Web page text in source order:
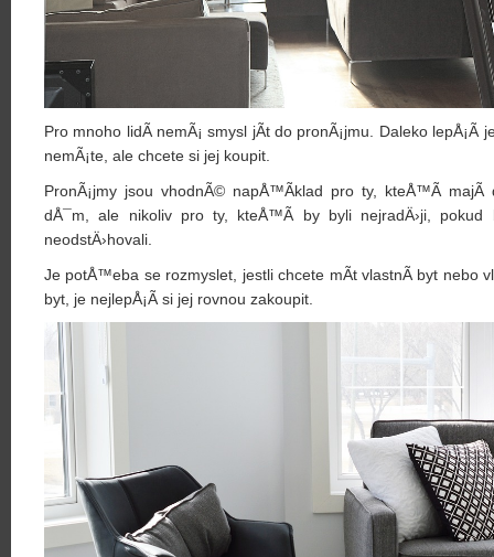
Pro mnoho lidÃ­ nemÃ¡ smysl jÃ­t do pronÃ¡jmu. Daleko lepÅ¡Ã­
nemÃ¡te, ale chcete si jej koupit.
PronÃ¡jmy jsou vhodnÃ© napÅ™Ã­klad pro ty, kteÅ™Ã­
dÅ¯m, ale nikoliv pro ty, kteÅ™Ã­ by byli nejradÄ›ji,
neodstÄ›hovali.
Je potÅ™eba se rozmyslet, jestli chcete mÃ­t vlastnÃ­ byt nebo
byt, je nejlepÅ¡Ã­ si jej rovnou zakoupit.